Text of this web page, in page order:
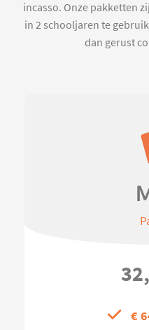
incasso. Onze pakketten
in 2 schooljaren te
dan gerust
€